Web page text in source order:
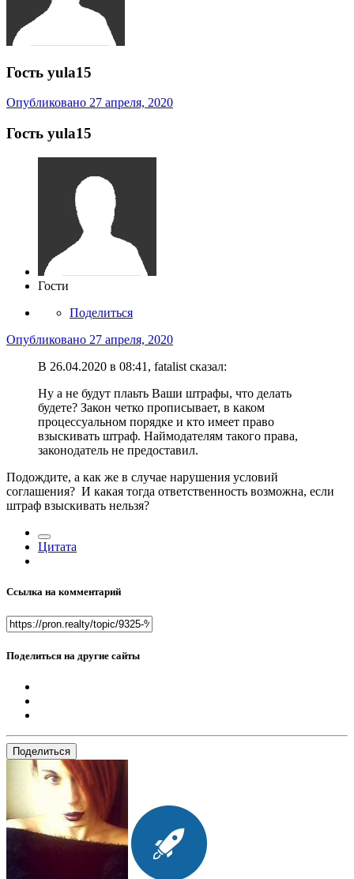
Гость yula15
Опубликовано 27 апреля, 2020
Гость yula15
Гости
Поделиться
Опубликовано 27 апреля, 2020
В 26.04.2020 в 08:41, fatalist сказал:
Ну а не будут плаьть Ваши штрафы, что делать
будете? Закон четко прописывает, в каком
процессуальном порядке и кто имеет право
взыскивать штраф. Наймодателям такого права,
законодатель не предоставил.
Подождите, а как же в случае нарушения условий
соглашения? И какая тогда ответственность возможна, если
штраф взыскивать нельзя?
Цитата
Ссылка на комментарий
Поделиться на другие сайты
Поделиться